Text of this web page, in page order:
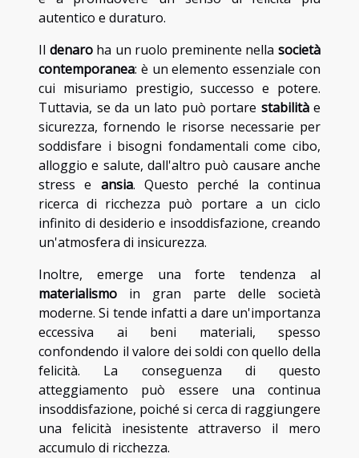
autentico e duraturo.
Il denaroha un ruolo preminente nellasocietà
contemporanea: è un elemento essenziale con
cui misuriamo prestigio, successo e potere.
Tuttavia, se da un lato può portare stabilitàe
sicurezza, fornendo le risorse necessarie per
soddisfare i bisogni fondamentali come cibo,
alloggio e salute, dall'altro può causare anche
stress e ansia. Questo perché la continua
ricerca di ricchezza può portare a un ciclo
infinito di desiderio e insoddisfazione, creando
un'atmosfera di insicurezza.
Inoltre, emerge una forte tendenza al
materialismo in gran parte delle società
moderne. Si tende infatti a dare un'importanza
eccessiva ai beni materiali, spesso
confondendo il valore dei soldi con quello della
felicità. La conseguenza di questo
atteggiamento può essere una continua
insoddisfazione, poiché si cerca di raggiungere
una felicità inesistente attraverso il mero
accumulo di ricchezza.